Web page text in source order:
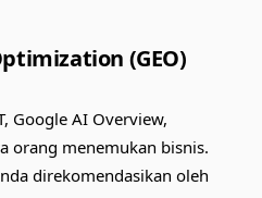
(GEO)
Google AI Overview,
orang menemukan bisnis.
direkomendasikan oleh